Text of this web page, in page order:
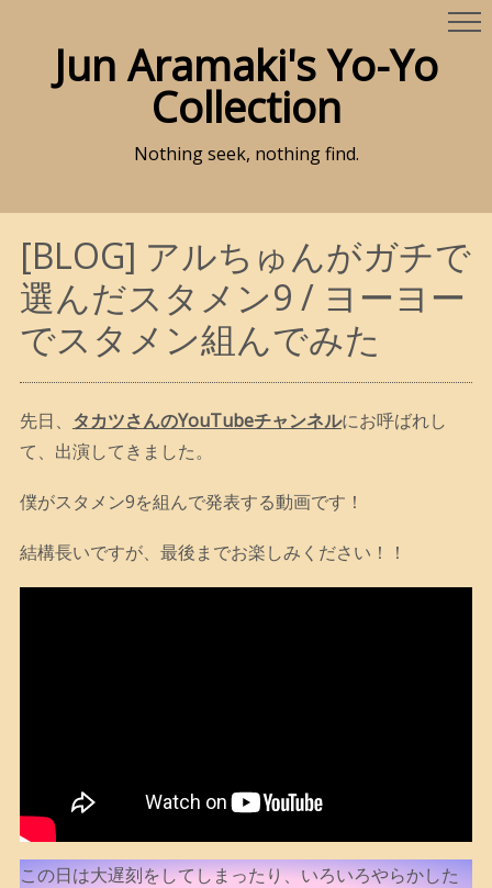
Jun Aramaki's Yo-Yo
Collection
Nothing seek, nothing find.
[BLOG] アルちゅんがガチで
選んだスタメン9 / ヨーヨー
でスタメン組んでみた
先日、 タカツさんのYouTubeチャンネルにお呼ばれし
て、出演してきました。
僕がスタメン9を組んで発表する動画です！
結構長いですが、最後までお楽しみください！！
この日は大遅刻をしてしまったり、いろいろやらかした